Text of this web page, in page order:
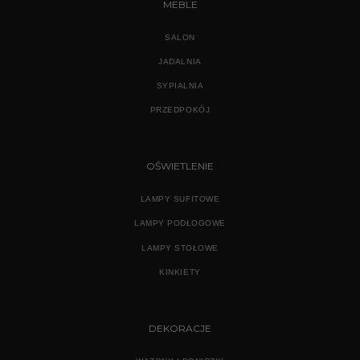
MEBLE
SALON
JADALNIA
SYPIALNIA
PRZEDPOKÓJ
OŚWIETLENIE
LAMPY SUFITOWE
LAMPY PODŁOGOWE
LAMPY STOŁOWE
KINKIETY
DEKORACJE